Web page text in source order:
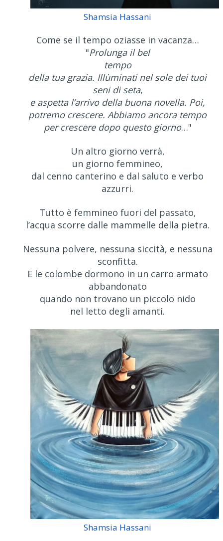
Shamsia Hassani
Come se il tempo oziasse in vacanza…
"Prolunga il bel
tempo
della tua grazia. Illùminati nel sole dei tuoi
seni di seta,
e aspetta l’arrivo della buona novella. Poi,
potremo crescere. Abbiamo ancora tempo
per crescere dopo questo giorno…"
Un altro giorno verrà,
un giorno femmineo,
dal cenno canterino e dal saluto e verbo
azzurri.
Tutto è femmineo fuori del passato,
l’acqua scorre dalle mammelle della pietra.
Nessuna polvere, nessuna siccità, e nessuna
sconfitta.
E le colombe dormono in un carro armato
abbandonato
quando non trovano un piccolo nido
nel letto degli amanti.
Shamsia Hassani